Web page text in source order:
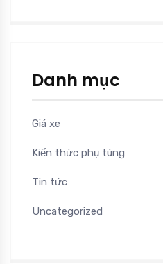
Danh mục
Giá xe
Kiến thức phụ tùng
Tin tức
Uncategorized